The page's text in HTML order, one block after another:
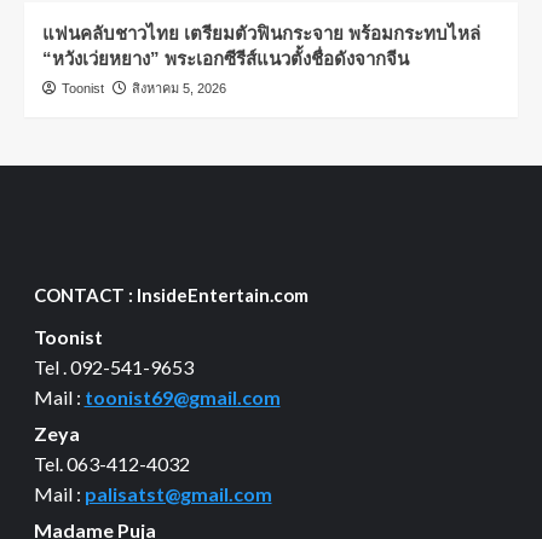
แฟนคลับชาวไทย เตรียมตัวฟินกระจาย พร้อมกระทบไหล่
“หวังเว่ยหยาง” พระเอกซีรีส์แนวตั้งชื่อดังจากจีน
Toonist สิงหาคม 5, 2026
CONTACT : InsideEntertain.com
Toonist
Tel . 092-541-9653
Mail : toonist69@gmail.com
Zeya
Tel. 063-412-4032
Mail : palisatst@gmail.com
Madame Puja